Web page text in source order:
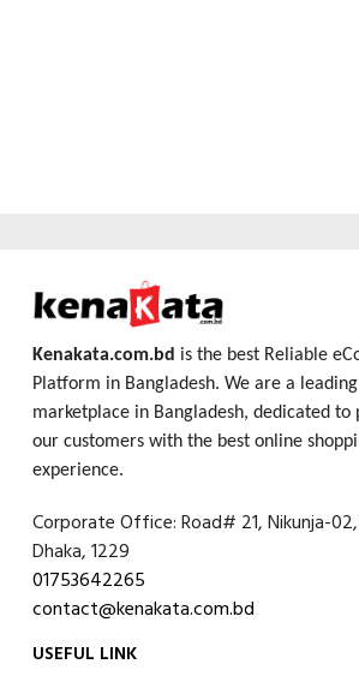
Kenakata.com.bd is the best Reliable
Platform in Bangladesh. We are a
marketplace in Bangladesh, dedicated to
our customers with the best online
experience.
Corporate Office: Road# 21, Nikunja-
Dhaka, 1229
01753642265
contact@kenakata.com.bd
USEFUL LINK